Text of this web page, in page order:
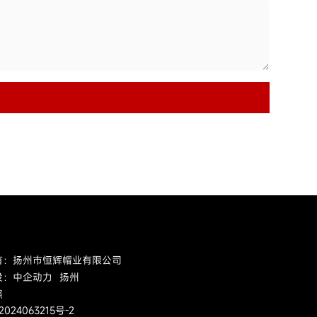
扬州市恒辉帽业有限公司
中企动力
扬州
号-2